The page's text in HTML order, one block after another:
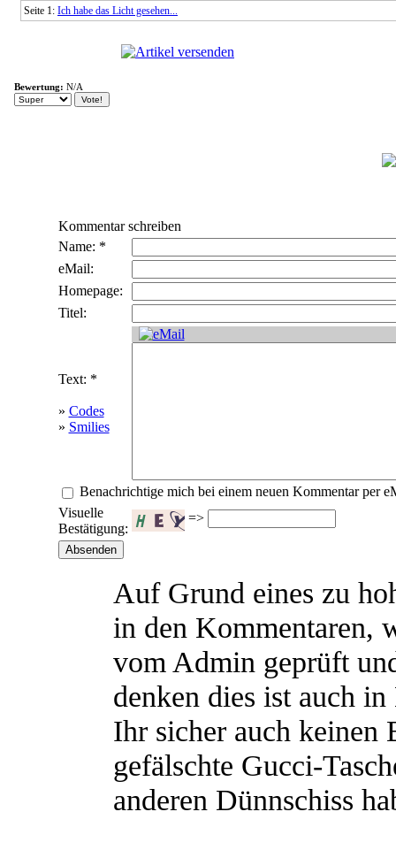
Seite 1: Ich habe das Licht gesehen...
Bewertung: N/A
Kommentar schreiben
Name: *
eMail:
Homepage:
Titel:
Text: *
» Codes
» Smilies
Benachrichtige mich bei einem neuen Kommentar per
Visuelle
Bestätigung:
=>
Auf Grund eines zu
in den Kommentaren,
vom Admin geprüft
denken dies ist auch in
Ihr sicher auch keinen
gefälschte Gucci-
anderen Dünnschiss